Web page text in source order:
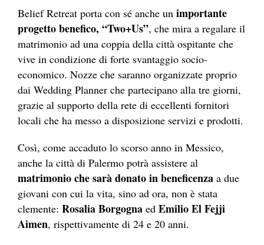
Belief Retreat porta con sé anche un importante
progetto benefico, “Two+Us”, che mira a regalare il
matrimonio ad una coppia della città ospitante che
vive in condizione di forte svantaggio socio-
economico. Nozze che saranno organizzate proprio
dai Wedding Planner che partecipano alla tre giorni,
grazie al supporto della rete di eccellenti fornitori
locali che ha messo a disposizione servizi e prodotti.
Così, come accaduto lo scorso anno in Messico,
anche la città di Palermo potrà assistere al
matrimonio che sarà donato in beneficenza a due
giovani con cui la vita, sino ad ora, non è stata
clemente: Rosalia Borgogna ed Emilio El Fejji
Aimen, rispettivamente di 24 e 20 anni.